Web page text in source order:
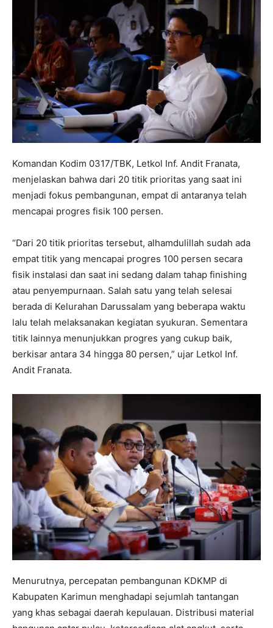
Komandan Kodim 0317/TBK, Letkol Inf. Andit Franata,
menjelaskan bahwa dari 20 titik prioritas yang saat ini
menjadi fokus pembangunan, empat di antaranya telah
mencapai progres fisik 100 persen.
“Dari 20 titik prioritas tersebut, alhamdulillah sudah ada
empat titik yang mencapai progres 100 persen secara
fisik instalasi dan saat ini sedang dalam tahap finishing
atau penyempurnaan. Salah satu yang telah selesai
berada di Kelurahan Darussalam yang beberapa waktu
lalu telah melaksanakan kegiatan syukuran. Sementara
titik lainnya menunjukkan progres yang cukup baik,
berkisar antara 34 hingga 80 persen,” ujar Letkol Inf.
Andit Franata.
Menurutnya, percepatan pembangunan KDKMP di
Kabupaten Karimun menghadapi sejumlah tantangan
yang khas sebagai daerah kepulauan. Distribusi material